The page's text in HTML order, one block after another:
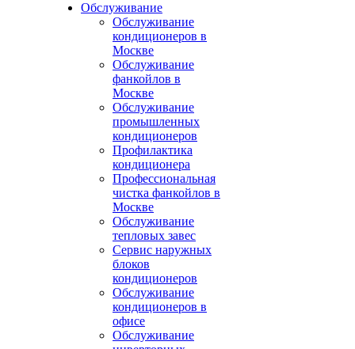
Обслуживание
Обслуживание
кондиционеров в
Москве
Обслуживание
фанкойлов в
Москве
Обслуживание
промышленных
кондиционеров
Профилактика
кондиционера
Профессиональная
чистка фанкойлов в
Москве
Обслуживание
тепловых завес
Сервис наружных
блоков
кондиционеров
Обслуживание
кондиционеров в
офисе
Обслуживание